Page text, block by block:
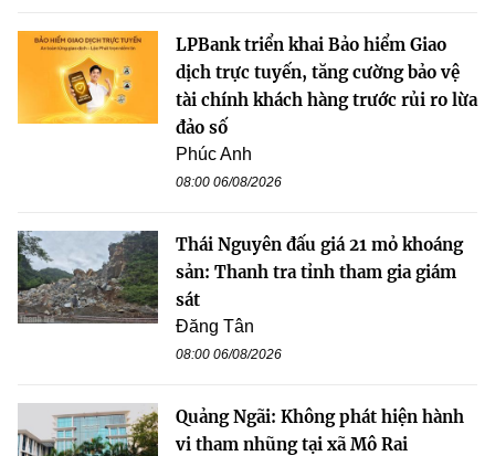
LPBank triển khai Bảo hiểm Giao
dịch trực tuyến, tăng cường bảo vệ
tài chính khách hàng trước rủi ro lừa
đảo số
Phúc Anh
08:00 06/08/2026
Thái Nguyên đấu giá 21 mỏ khoáng
sản: Thanh tra tỉnh tham gia giám
sát
Đăng Tân
08:00 06/08/2026
Quảng Ngãi: Không phát hiện hành
vi tham nhũng tại xã Mô Rai